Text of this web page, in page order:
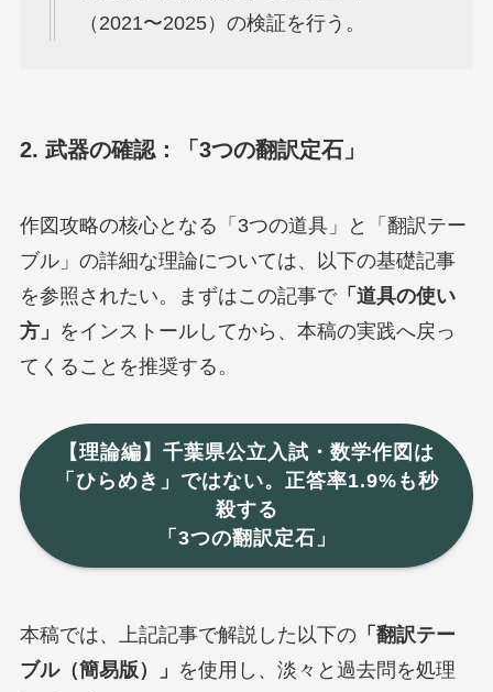
（2021〜2025）の検証を行う。
2. 武器の確認：「3つの翻訳定石」
作図攻略の核心となる「3つの道具」と「翻訳テー
ブル」の詳細な理論については、以下の基礎記事
を参照されたい。まずはこの記事で「道具の使い
方」 をインストールしてから、本稿の実践へ戻っ
てくることを推奨する。
【理論編】千葉県公立入試・数学作図は
「ひらめき」ではない。正答率1.9%も秒
殺する
「3つの翻訳定石」
本稿では、上記記事で解説した以下の「翻訳テー
ブル（簡易版）」 を使用し、淡々と過去問を処理